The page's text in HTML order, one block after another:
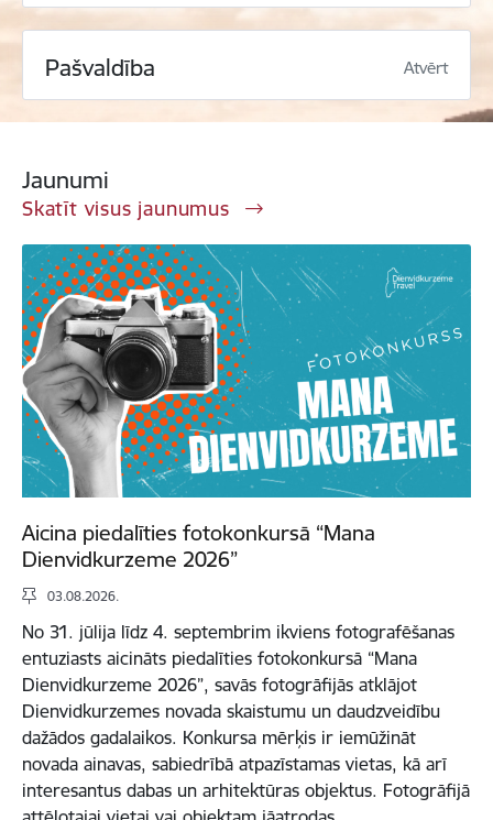
Pašvaldība Atvērt
Jaunumi
Skatīt visus jaunumus
Aicina piedalīties fotokonkursā “Mana
Dienvidkurzeme 2026”
03.08.2026.
No 31. jūlija līdz 4. septembrim ikviens fotografēšanas
entuziasts aicināts piedalīties fotokonkursā “Mana
Dienvidkurzeme 2026”, savās fotogrāfijās atklājot
Dienvidkurzemes novada skaistumu un daudzveidību
dažādos gadalaikos. Konkursa mērķis ir iemūžināt
novada ainavas, sabiedrībā atpazīstamas vietas, kā arī
interesantus dabas un arhitektūras objektus. Fotogrāfijā